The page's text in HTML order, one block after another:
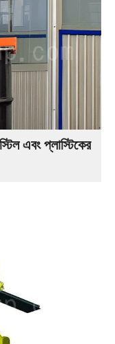
এবং প্লাস্টিকের